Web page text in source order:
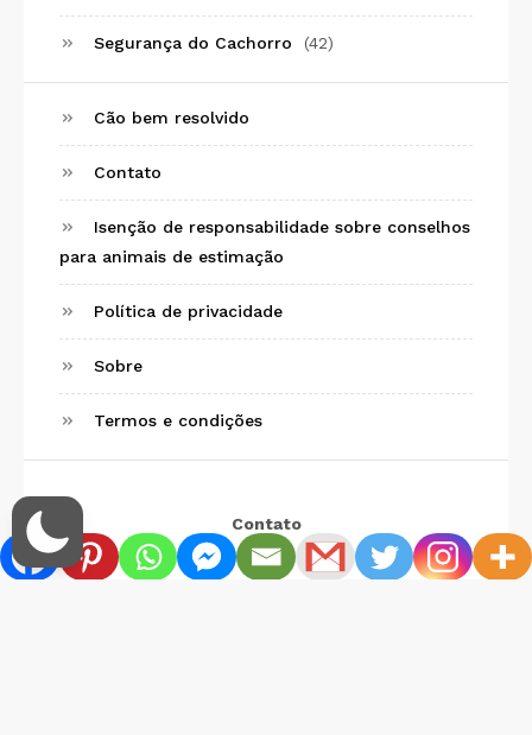
Segurança do Cachorro (42)
Cão bem resolvido
Contato
Isenção de responsabilidade sobre conselhos
para animais de estimação
Política de privacidade
Sobre
Termos e condições
Contato